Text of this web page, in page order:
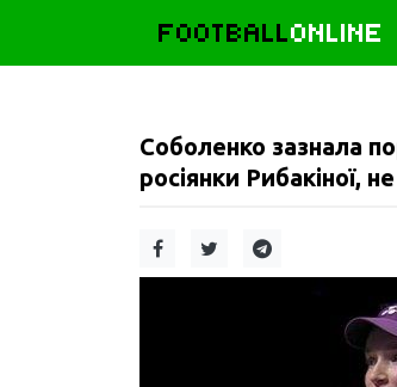
FOOTBALLONLINE
Соболенко зазнала
росіянки Рибакіної,